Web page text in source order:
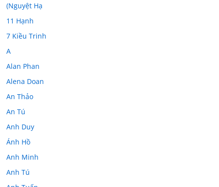
(Nguyệt Hạ
11 Hạnh
7 Kiều Trinh
A
Alan Phan
Alena Doan
An Thảo
An Tú
Anh Duy
Ánh Hồ
Anh Minh
Anh Tú